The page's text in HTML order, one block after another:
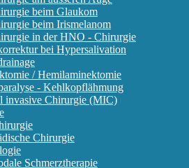
beim Glaukom
beim Irismelanom
in der HNO - Chirurgie
bei Hypersalivation
/ Hemilaminektomie
- Kehlkopflähmung
invasive Chirurgie (MIC)
Chirurgie
Schmerztherapie